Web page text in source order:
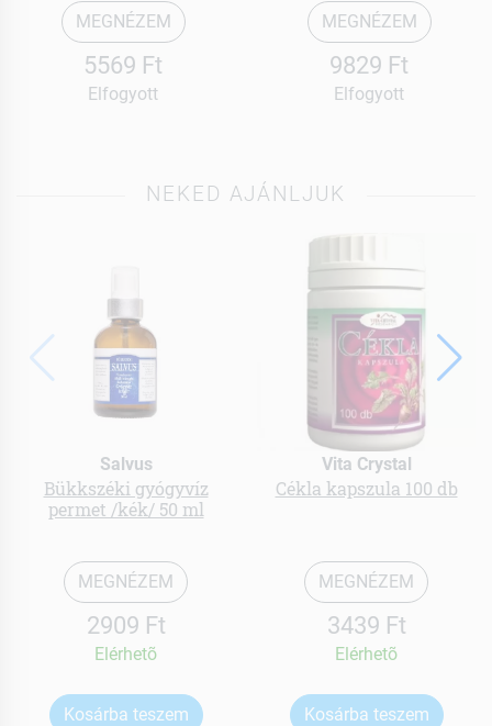
MEGNÉZEM
5569 Ft
Elfogyott
MEGNÉZEM
9829 Ft
Elfogyott
NEKED AJÁNLJUK
Salvus
Bükkszéki gyógyvíz
permet /kék/ 50 ml
MEGNÉZEM
2909 Ft
Elérhetõ
Kosárba teszem
Vita Crystal
Cékla kapszula 100 db
MEGNÉZEM
3439 Ft
Elérhetõ
Kosárba teszem